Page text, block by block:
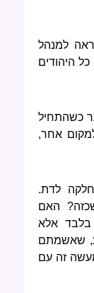
מארס 1942 נתנה הוראה למנהל
היהודים
כשהתחיל
אחר,
לדת.
האם
בלבד אלא
שאשמתם
זה עם